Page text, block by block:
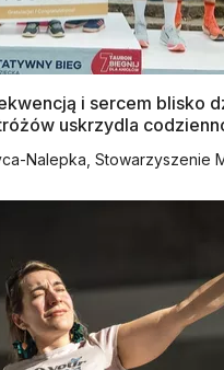
i sercem blisko
uskrzydla
Nalepka, Stowarzyszenie